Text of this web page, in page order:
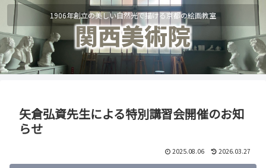
1906年創立の美しい自然光で描ける京都の絵画教室
矢倉弘資先生による特別講習会開催のお知
らせ
2025.08.06 2026.03.27